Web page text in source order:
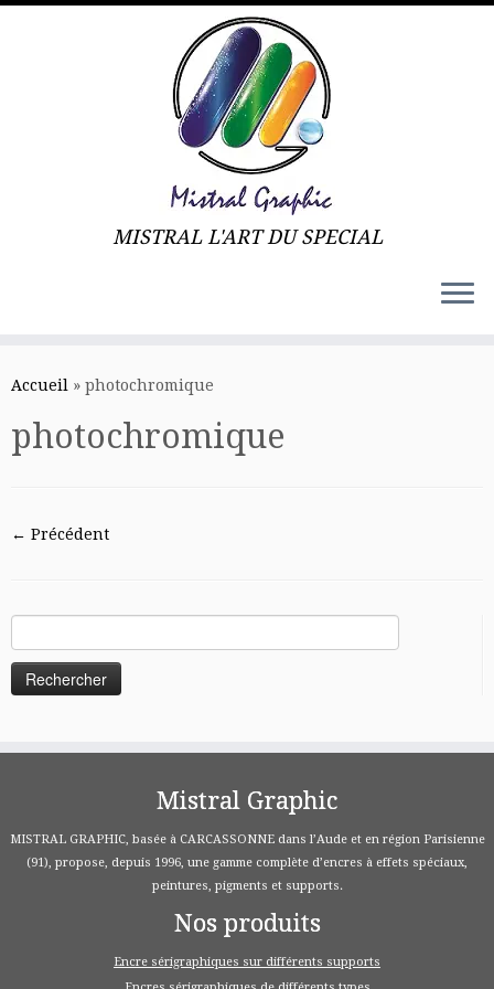
MISTRAL L'ART DU SPECIAL
Accueil » photochromique
photochromique
← Précédent
Mistral Graphic
MISTRAL GRAPHIC, basée à CARCASSONNE dans l’Aude et en région Parisienne
(91), propose, depuis 1996, une gamme complète d’encres à effets spéciaux,
peintures, pigments et supports.
Nos produits
Encre sérigraphiques sur différents supports